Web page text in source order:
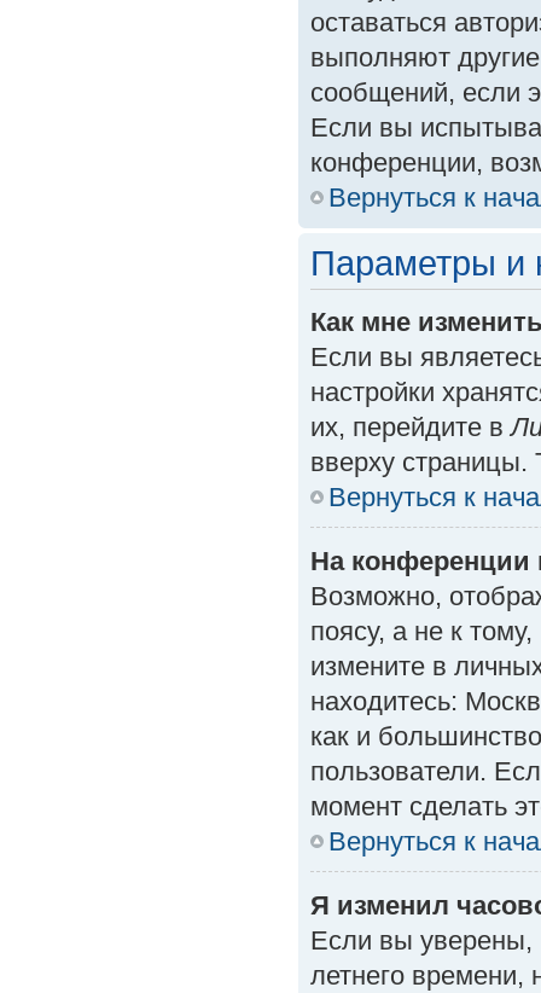
оставаться
выполняют
сообщений, если
Если вы
конференции,
Вернуться к
Параметры и
Как мне
Если вы
настройки
их, перейдите в
вверху страницы.
Вернуться к
На конференции
Возможно,
поясу, а не к
измените в
находитесь:
как и
пользователи.
момент сделать
Вернуться к
Я изменил
Если вы уверены,
летнего времени,